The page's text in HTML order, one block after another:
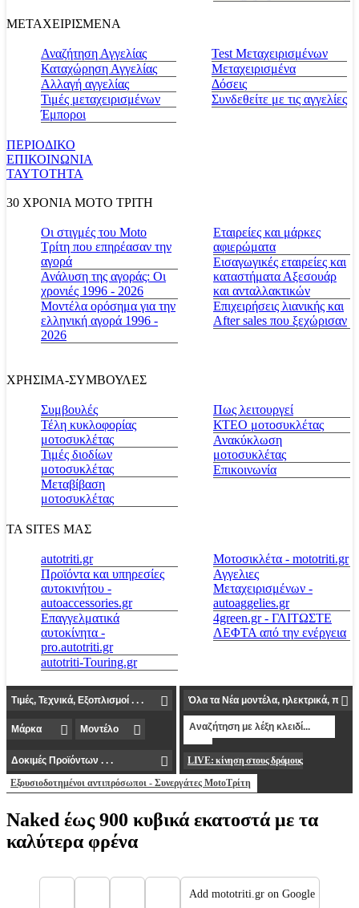
ΜΕΤΑΧΕΙΡΙΣΜΕΝΑ
Αναζήτηση Αγγελίας
Καταχώρηση Αγγελίας
Αλλαγή αγγελίας
Τιμές μεταχειρισμένων
Έμποροι
Test Μεταχειρισμένων
Μεταχειρισμένα
Δόσεις
Συνδεθείτε με τις αγγελίες
ΠΕΡΙΟΔΙΚΟ
ΕΠΙΚΟΙΝΩΝΙΑ
ΤΑΥΤΟΤΗΤΑ
30 ΧΡΟΝΙΑ MOTO ΤΡΙΤΗ
Οι στιγμές του Moto
Τρίτη που επηρέασαν την
αγορά
Ανάλυση της αγοράς: Οι
χρονιές 1996 - 2026
Μοντέλα ορόσημα για την
ελληνική αγορά 1996 -
2026
Εταιρείες και μάρκες
αφιερώματα
Εισαγωγικές εταιρείες και
καταστήματα Αξεσουάρ
και ανταλλακτικών
Επιχειρήσεις λιανικής και
After sales που ξεχώρισαν
ΧΡΗΣΙΜΑ-ΣΥΜΒΟΥΛΕΣ
Συμβουλές
Τέλη κυκλοφορίας
μοτοσυκλέτας
Τιμές διοδίων
μοτοσυκλέτας
Μεταβίβαση
μοτοσυκλέτας
Πως λειτουργεί
ΚΤΕΟ μοτοσυκλέτας
Ανακύκλωση
μοτοσυκλέτας
Επικοινωνία
ΤΑ SITES ΜΑΣ
autotriti.gr
Προϊόντα και υπηρεσίες
αυτοκινήτου -
autoaccessories.gr
Επαγγελματικά
αυτοκίνητα -
pro.autotriti.gr
autotriti-Touring.gr
Μοτοσικλέτα - mototriti.gr
Αγγελιες
Μεταχειρισμένων -
autoaggelies.gr
4green.gr - ΓΛΙΤΩΣΤΕ
ΛΕΦΤΑ από την ενέργεια
LIVE: κίνηση στους δρόμους
Εξουσιοδοτημένοι αντιπρόσωποι - Συνεργάτες MotoΤρίτη
Naked έως 900 κυβικά εκατοστά με τα
καλύτερα φρένα
Add mototriti.gr on Google